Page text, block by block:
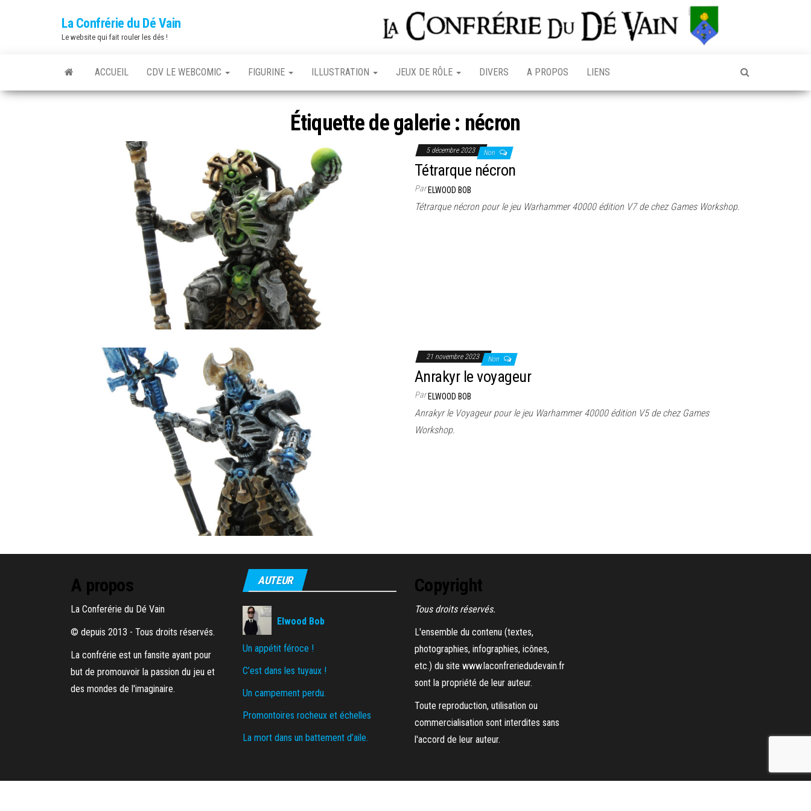
La Confrérie du Dé Vain
Le website qui fait rouler les dés !
ACCUEIL CDV LE WEBCOMIC FIGURINE ILLUSTRATION JEUX DE RÔLE DIVERS A PROPOS LIENS
Étiquette de galerie : nécron
5 décembre 2023 Non
Tétrarque nécron
ParELWOOD BOB
Tétrarque nécron pour le jeu Warhammer 40000 édition V7 de chez Games Workshop.
21 novembre 2023 Non
Anrakyr le voyageur
ParELWOOD BOB
Anrakyr le Voyageur pour le jeu Warhammer 40000 édition V5 de chez Games
Workshop.
A propos
La Conferérie du Dé Vain
© depuis 2013 - Tous droits réservés.
La confrérie est un fansite ayant pour
but de promouvoir la passion du jeu et
des mondes de l'imaginaire.
AUTEUR
Elwood Bob
Un appétit féroce !
C’est dans les tuyaux !
Un campement perdu.
Promontoires rocheux et échelles
La mort dans un battement d’aile.
Copyright
Tous droits réservés.
L'ensemble du contenu (textes,
photographies, infographies, icônes,
etc.) du site www.laconfreriedudevain.fr
sont la propriété de leur auteur.
Toute reproduction, utilisation ou
commercialisation sont interdites sans
l'accord de leur auteur.